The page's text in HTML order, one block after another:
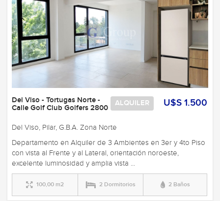
U$S 1.500
ALQUILER
Del Viso - Tortugas Norte -
Calle Golf Club Golfers 2800
Del Viso, Pilar, G.B.A. Zona Norte
Departamento en Alquiler de 3 Ambientes en 3er y 4to Piso
con vista al Frente y al Lateral, orientación noroeste,
excelente luminosidad y amplia vista ...
100,00 m2 2 Dormitorios 2 Baños